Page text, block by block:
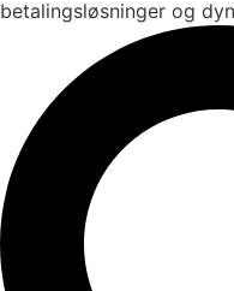
betalingsløsninger og